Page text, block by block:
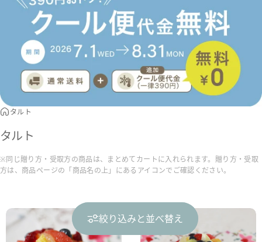
タルト
タルト
※同じ贈り方・受取方の商品は、まとめてカートに入れられます。贈り方・受取
方は、商品ページの「商品名の上」にあるアイコンでご確認ください。
絞り込みと並べ替え